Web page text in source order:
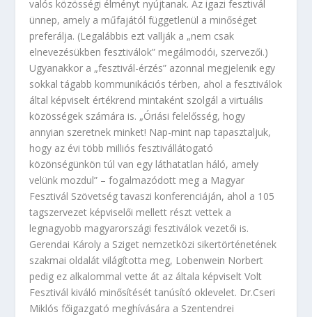
valós közösségi élményt nyújtanak. Az igazi fesztivál
ünnep, amely a műfajától függetlenül a minőséget
preferálja. (Legalábbis ezt vallják a „nem csak
elnevezésükben fesztiválok” megálmodói, szervezői.)
Ugyanakkor a „fesztivál-érzés” azonnal megjelenik egy
sokkal tágabb kommunikációs térben, ahol a fesztiválok
által képviselt értékrend mintaként szolgál a virtuális
közösségek számára is. „Óriási felelősség, hogy
annyian szeretnek minket! Nap-mint nap tapasztaljuk,
hogy az évi több milliós fesztivállátogató
közönségünkön túl van egy láthatatlan háló, amely
velünk mozdul” – fogalmazódott meg a Magyar
Fesztivál Szövetség tavaszi konferenciáján, ahol a 105
tagszervezet képviselői mellett részt vettek a
legnagyobb magyarországi fesztiválok vezetői is.
Gerendai Károly a Sziget nemzetközi sikertörténetének
szakmai oldalát világította meg, Lobenwein Norbert
pedig ez alkalommal vette át az általa képviselt Volt
Fesztivál kiváló minősítését tanúsító oklevelet. Dr.Cseri
Miklós főigazgató meghívására a Szentendrei